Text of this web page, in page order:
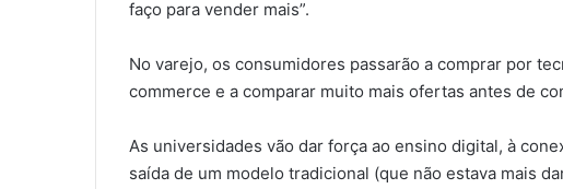
faço para vender mais”.
No varejo, os consumidores passarão a comprar por
commerce e a comparar muito mais ofertas antes de
As universidades vão dar força ao ensino digital, à
saída de um modelo tradicional (que não estava mais